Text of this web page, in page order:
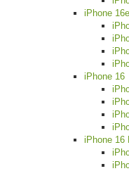
iPhone 16e
iPhone 16
iPhone 16